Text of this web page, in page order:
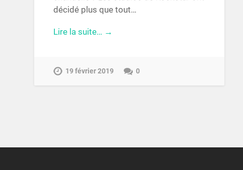
décidé plus que tout…
Lire la suite… →
19 février 2019 0